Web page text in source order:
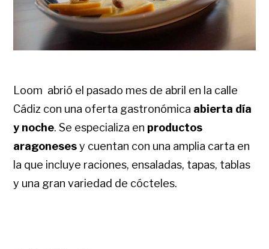
Loom abrió el pasado mes de abril en la calle
Cádiz con una oferta gastronómica abierta día
y noche.Se especializa en productos
aragonesesy cuentan con una amplia carta en
la que incluye raciones, ensaladas, tapas, tablas
y una gran variedad de cócteles.